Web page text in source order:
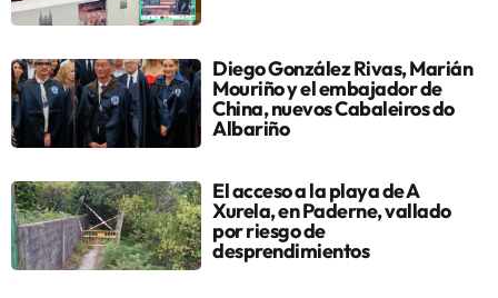
Diego González Rivas, Marián
Mouriño y el embajador de
China, nuevos Cabaleiros do
Albariño
El acceso a la playa de A
Xurela, en Paderne, vallado
por riesgo de
desprendimientos